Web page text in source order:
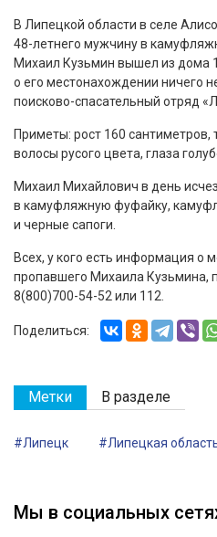
В Липецкой области в селе
48-летнего мужчину в
Михаил Кузьмин вышел из дома
о его местонахождении ничего
поисково-спасательный отряд
Приметы: рост 160 сантиметров,
волосы русого цвета, глаза
Михаил Михайлович в день
в камуфляжную фуфайку,
и черные сапоги.
Всех, у кого есть информация о
пропавшего Михаила Кузьмина,
8(800)700-54-52 или 112.
Поделиться:
Метки В разделе
#Липецк #Липецкая
Мы в социальных